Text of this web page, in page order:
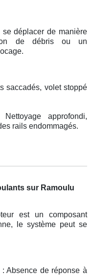
se déplacer de manière
de débris ou un
saccadés, volet stoppé
approfondi,
rails endommagés.
sur Ramoulu
est un composant
le système peut se
Absence de réponse à